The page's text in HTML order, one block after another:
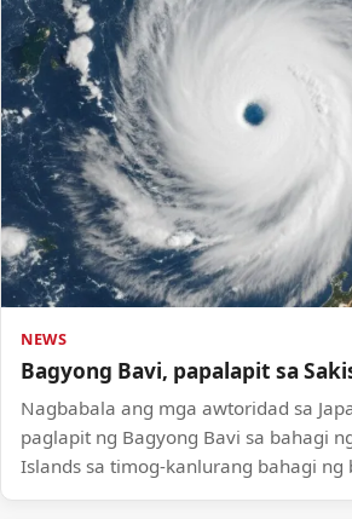
NEWS
Bagyong Bavi, papalapit sa
Nagbabala ang mga awtoridad sa
paglapit ng Bagyong Bavi sa bahagi
Islands sa timog-kanlurang bahagi ng